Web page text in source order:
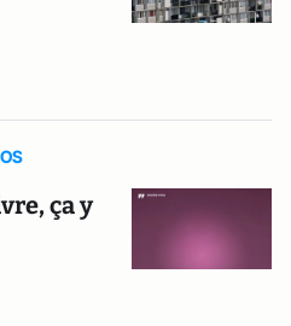
ça y